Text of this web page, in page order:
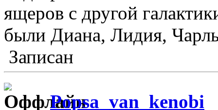
ящеров с другой
были Диана, Лидия,
Записан
Popsa_van_kenobi